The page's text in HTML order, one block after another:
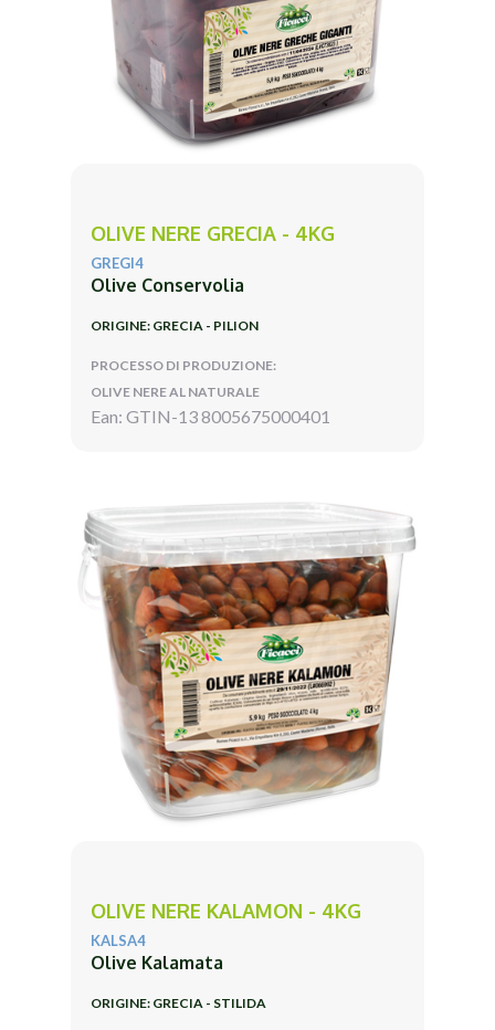
OLIVE NERE GRECIA - 4KG
GREGI4
Olive Conservolia
ORIGINE: GRECIA - PILION
PROCESSO DI PRODUZIONE:
OLIVE NERE AL NATURALE
Ean: GTIN-13 8005675000401
OLIVE NERE KALAMON - 4KG
KALSA4
Olive Kalamata
ORIGINE: GRECIA - STILIDA